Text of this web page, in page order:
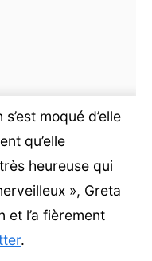
moqué d’elle
qu’elle
heureuse qui
», Greta
et l’a fièrement
.